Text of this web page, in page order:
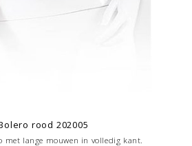
rood 202005
met lange mouwen in volledig kant.